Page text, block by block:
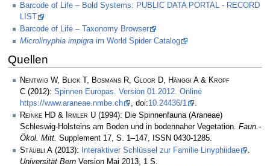
Barcode of Life – Bold Systems: PUBLIC DATA PORTAL - RECORD
LIST
Barcode of Life – Taxonomy Browser
Microlinyphia impigra im World Spider Catalog
Quellen
Nentwig W, Blick T, Bosmans R, Gloor D, Hänggi A & Kropf
C (2012): Spinnen Europas. Version 01.2012. Online
https://www.araneae.nmbe.ch
, doi:10.24436/1
Reinke HD & Irmler U (1994): Die Spinnenfauna (Araneae)
Schleswig-Holsteins am Boden und in bodennaher Vegetation. Faun.-
Ökol. Mitt. Supplement 17, S. 1–147, ISSN 0430-1285.
Stäubli A (2013): Interaktiver Schlüssel zur Familie Linyphiidae
.
Universität Bern Version Mai 2013, 1 S.